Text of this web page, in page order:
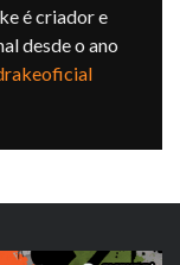
é criador e
desde o ano